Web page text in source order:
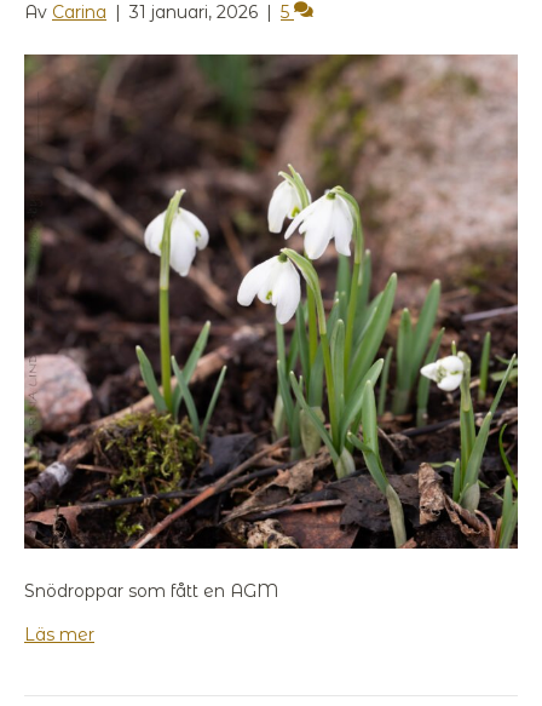
Av Carina | 31 januari, 2026 | 5
Snödroppar som fått en AGM
Läs mer